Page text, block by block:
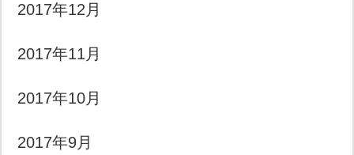
2017年12月
2017年11月
2017年10月
2017年9月